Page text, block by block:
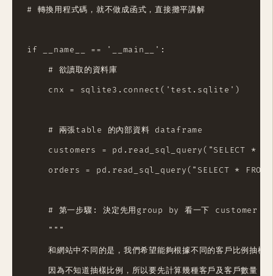
# 轉換用程式碼，就不做成函式，直接攤平講解
if __name__ == '__main__':
    # 欲讀取的資料庫
    cnx = sqlite3.connect('test.sqlite')
    # 兩張table 的內部資料 dataframe
customers = pd.read_sql_query("SELECT *
orders = pd.read_sql_query("SELECT * FROM
# 第一步驟: 決定先用group by 看一下 customer 客
    """
    和網站中不同的是，我們希望能夠根據不同的客戶比例抽樣
    因為不知道抽樣比例，所以要先計算幾種客戶及客戶數量